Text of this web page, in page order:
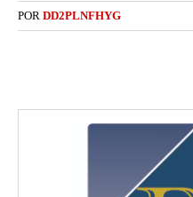
POR DD2PLNFHYG